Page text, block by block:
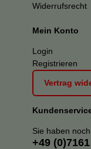
Widerrufsrecht
Mein Konto
Login
Registrieren
Vertrag
Sie haben
+49